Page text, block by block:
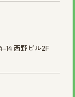
西野ビル2F